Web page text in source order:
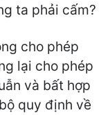
ta phải cấm?
cho phép
lại cho phép
và bất hợp
quy định về